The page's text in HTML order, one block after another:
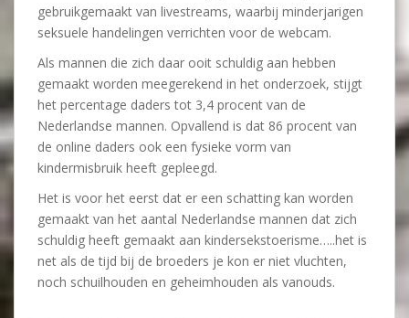
gebruikgemaakt van livestreams, waarbij minderjarigen
seksuele handelingen verrichten voor de webcam.
Als mannen die zich daar ooit schuldig aan hebben
gemaakt worden meegerekend in het onderzoek, stijgt
het percentage daders tot 3,4 procent van de
Nederlandse mannen. Opvallend is dat 86 procent van
de online daders ook een fysieke vorm van
kindermisbruik heeft gepleegd.
Het is voor het eerst dat er een schatting kan worden
gemaakt van het aantal Nederlandse mannen dat zich
schuldig heeft gemaakt aan kindersekstoerisme…..het is
net als de tijd bij de broeders je kon er niet vluchten,
noch schuilhouden en geheimhouden als vanouds.